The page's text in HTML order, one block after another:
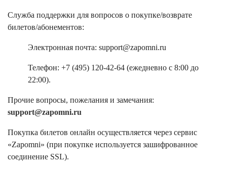
Служба поддержки для вопросов о покупке/возврате
билетов/абонементов:
Электронная почта: support@zapomni.ru
Телефон: +7 (495) 120-42-64 (ежедневно с 8:00 до
22:00).
Прочие вопросы, пожелания и замечания:
support@zapomni.ru
Покупка билетов онлайн осуществляется через сервис
«Zapomni» (при покупке используется зашифрованное
соединение SSL).